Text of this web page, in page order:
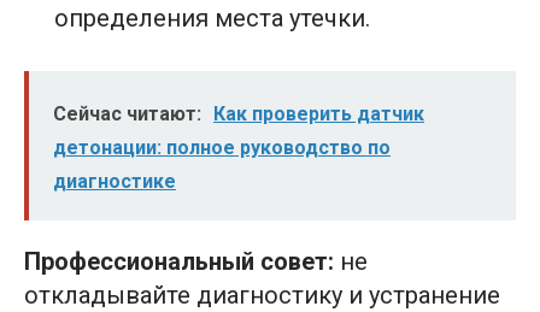
определения места утечки.
Сейчас читают:
Как проверить датчик
детонации: полное руководство по
диагностике
Профессиональный совет: не
откладывайте диагностику и устранение